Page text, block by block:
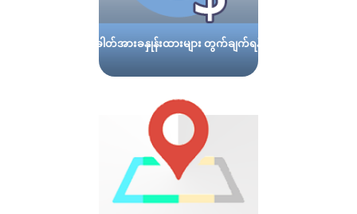
ဓါတ်အားခနှုန်းထားများ တွက်ချက်ရန်